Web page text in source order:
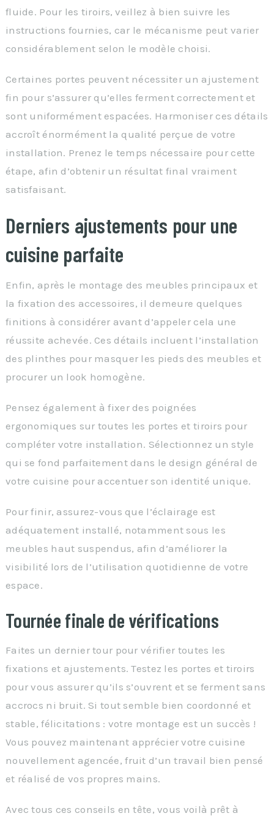
fluide. Pour les tiroirs, veillez à bien suivre les
instructions fournies, car le mécanisme peut varier
considérablement selon le modèle choisi.
Certaines portes peuvent nécessiter un ajustement
fin pour s’assurer qu’elles ferment correctement et
sont uniformément espacées. Harmoniser ces détails
accroît énormément la qualité perçue de votre
installation. Prenez le temps nécessaire pour cette
étape, afin d’obtenir un résultat final vraiment
satisfaisant.
Derniers ajustements pour une
cuisine parfaite
Enfin, après le montage des meubles principaux et
la fixation des accessoires, il demeure quelques
finitions à considérer avant d’appeler cela une
réussite achevée. Ces détails incluent l’installation
des plinthes pour masquer les pieds des meubles et
procurer un look homogène.
Pensez également à fixer des poignées
ergonomiques sur toutes les portes et tiroirs pour
compléter votre installation. Sélectionnez un style
qui se fond parfaitement dans le design général de
votre cuisine pour accentuer son identité unique.
Pour finir, assurez-vous que l’éclairage est
adéquatement installé, notamment sous les
meubles haut suspendus, afin d’améliorer la
visibilité lors de l’utilisation quotidienne de votre
espace.
Tournée finale de vérifications
Faites un dernier tour pour vérifier toutes les
fixations et ajustements. Testez les portes et tiroirs
pour vous assurer qu’ils s’ouvrent et se ferment sans
accrocs ni bruit. Si tout semble bien coordonné et
stable, félicitations : votre montage est un succès !
Vous pouvez maintenant apprécier votre cuisine
nouvellement agencée, fruit d’un travail bien pensé
et réalisé de vos propres mains.
Avec tous ces conseils en tête, vous voilà prêt à